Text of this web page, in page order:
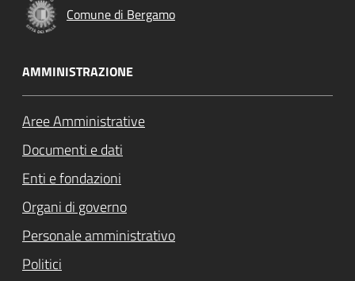
Comune di Bergamo
AMMINISTRAZIONE
Aree Amministrative
Documenti e dati
Enti e fondazioni
Organi di governo
Personale amministrativo
Politici